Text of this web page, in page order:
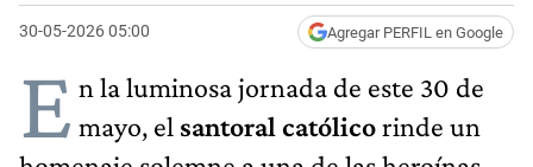
30-05-2026 05:00 Agregar PERFIL en Google
E n la luminosa jornada de este 30 de
mayo, el santoral católicorinde un